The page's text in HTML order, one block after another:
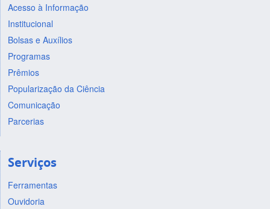
Acesso à Informação
Institucional
Bolsas e Auxílios
Programas
Prêmios
Popularização da Ciência
Comunicação
Parcerias
Serviços
Ferramentas
Ouvidoria